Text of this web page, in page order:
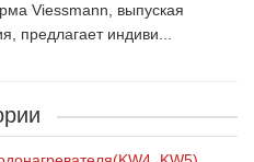
Viessmann, выпуская
предлагает индиви...